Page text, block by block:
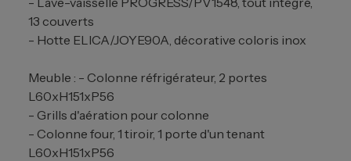
13 couverts
- Hotte ELICA/JOYE90A, décorative coloris inox
Meuble : - Colonne réfrigérateur, 2 portes
L60xH151xP56
- Grills d'aération pour colonne
- Colonne four, 1 tiroir, 1 porte d'un tenant
L60xH151xP56